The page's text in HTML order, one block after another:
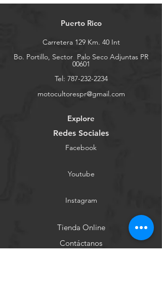
Puerto Rico
Carretera 129 Km. 40 Int
Bo. Portillo, Sector Palo Seco Adjuntas PR
00601
Tel: 787-232-2234
motocultorespr@gmail.com
Explore
Redes Sociales
Facebook
Youtube
Instagram
Tienda Online
Contáctanos